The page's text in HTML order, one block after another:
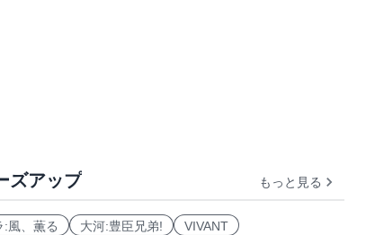
ズアップ もっと見る
:風、薫る 大河:豊臣兄弟!
VIVANT